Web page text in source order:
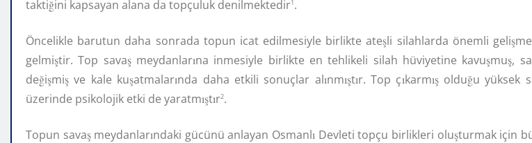
taktiğini kapsayan alana da topçuluk denilmektedir1 .
Öncelikle barutun daha sonrada topun icat edilmesiyle birlikte ateşli silahlarda önemli geliş
gelmiştir. Top savaşmeydanlarına inmesiyle birlikte en tehlikeli silah hüviyetine kavuşmuş,
değişmişve kale kuşatmalarında daha etkili sonuçlar alınmıştır. Top çıkarmışolduğu yüksek
üzerinde psikolojik etki de yaratmıştır2.
Topun savaş meydanlarındaki gücünü anlayan Osmanlı Devleti topçu birlikleri oluşturmak için